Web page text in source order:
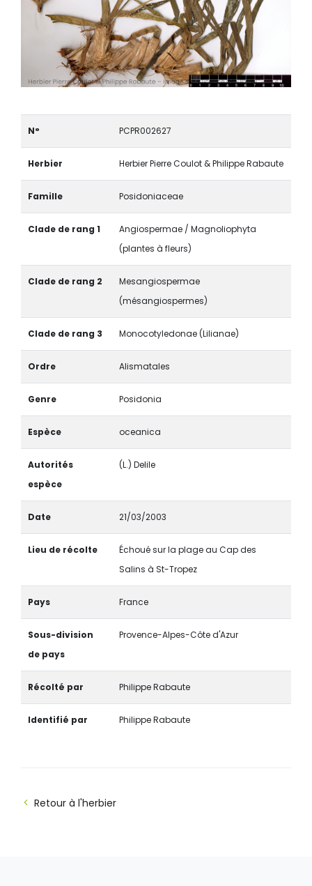
N° PCPR002627
Herbier Herbier Pierre Coulot & Philippe Rabaute
Famille Posidoniaceae
Clade de rang 1
Angiospermae / Magnoliophyta
(plantes à fleurs)
Clade de rang 2
Mesangiospermae
(mésangiospermes)
Clade de rang 3 Monocotyledonae (Lilianae)
Ordre Alismatales
Genre Posidonia
Espèce oceanica
Autorités
espèce
(L.) Delile
Date 21/03/2003
Lieu de récolte
Échoué sur la plage au Cap des
Salins à St-Tropez
Pays France
Sous-division
de pays
Provence-Alpes-Côte d'Azur
Récolté par Philippe Rabaute
Identifié par Philippe Rabaute
Retour à l'herbier